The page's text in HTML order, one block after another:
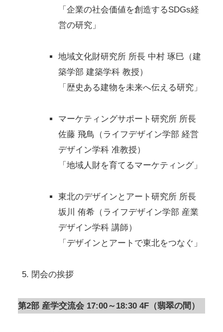
「企業の社会価値を創造するSDGs経
営の研究」
地域文化財研究所 所長 中村 琢巳（建
築学部 建築学科 教授）
「歴史ある建物を未来へ伝える研究」
マーケティングサポート研究所 所長
佐藤 飛鳥（ライフデザイン学部 経営
デザイン学科 准教授）
「地域人財を育てるマーケティング」
東北のデザインとアート研究所 所長
坂川 侑希（ライフデザイン学部 産業
デザイン学科 講師）
「デザインとアートで東北をつなぐ」
閉会の挨拶
第2部 産学交流会 17:00～18:30 4F（翡翠の間）